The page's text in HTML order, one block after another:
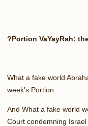
Portion VaYayRah:
What a fake world
week's Portion
And What a fake world
Court condemning